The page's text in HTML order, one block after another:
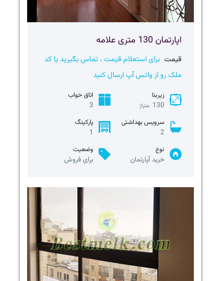
اپارتمان 130 متری علامه
قیمت برای استعلام قیمت ، تماس بگیرید یا کد
ملک رو از واتس آپ ارسال کنید
زیربنا
130 متراژ
اتاق خواب
3
سرویس بهداشتی
2
پارکینگ
1
نوع
خرید آپارتمان
وضعیت
برای فروش